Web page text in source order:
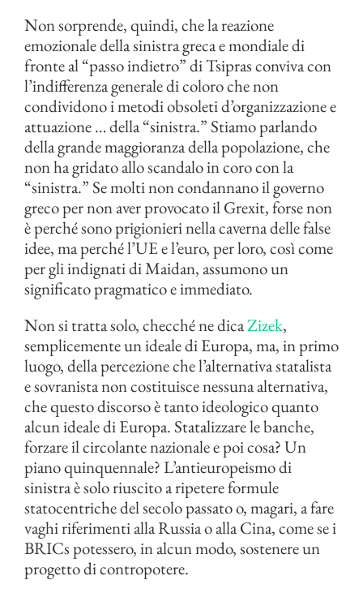
Non sorprende, quindi, che la reazione
emozionale della sinistra greca e mondiale di
fronte al “passo indietro” di Tsipras conviva con
l’indifferenza generale di coloro che non
condividono i metodi obsoleti d’organizzazione e
attuazione … della “sinistra.” Stiamo parlando
della grande maggioranza della popolazione, che
non ha gridato allo scandalo in coro con la
“sinistra.” Se molti non condannano il governo
greco per non aver provocato il Grexit, forse non
è perché sono prigionieri nella caverna delle false
idee, ma perché l’UE e l’euro, per loro, così come
per gli indignati di Maidan, assumono un
significato pragmatico e immediato.
Non si tratta solo, checché ne dicaZizek,
semplicemente un ideale di Europa, ma, in primo
luogo, della percezione che l’alternativa statalista
e sovranista non costituisce nessuna alternativa,
che questo discorso è tanto ideologico quanto
alcun ideale di Europa. Statalizzare le banche,
forzare il circolante nazionale e poi cosa? Un
piano quinquennale? L’antieuropeismo di
sinistra è solo riuscito a ripetere formule
statocentriche del secolo passato o, magari, a fare
vaghi riferimenti alla Russia o alla Cina, come se i
BRICs potessero, in alcun modo, sostenere un
progetto di contropotere.